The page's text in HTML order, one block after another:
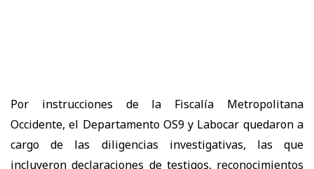
Por instrucciones de la Fiscalía Metropolitana
Occidente, el Departamento OS9 y Labocar quedaron a
cargo de las diligencias investigativas, las que
incluyeron declaraciones de testigos, reconocimientos